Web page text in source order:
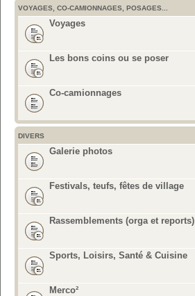
VOYAGES, CO-CAMIONNAGES, POSAGES...
Voyages
Les bons coins ou se poser
Co-camionnages
DIVERS
Galerie photos
Festivals, teufs, fêtes de village
Rassemblements (orga et reports)
Sports, Loisirs, Santé & Cuisine
Merco²